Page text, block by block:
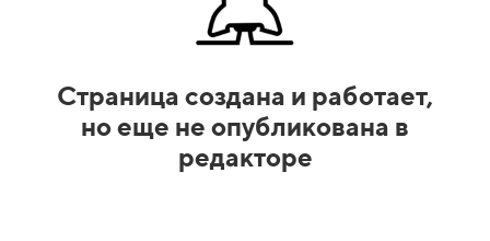
Страница создана и работает,
но еще не опубликована в
редакторе